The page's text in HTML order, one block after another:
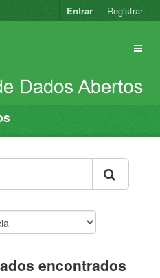
Entrar Registrar
encontrados